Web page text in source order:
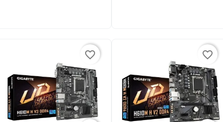
favorite_border favorite_border